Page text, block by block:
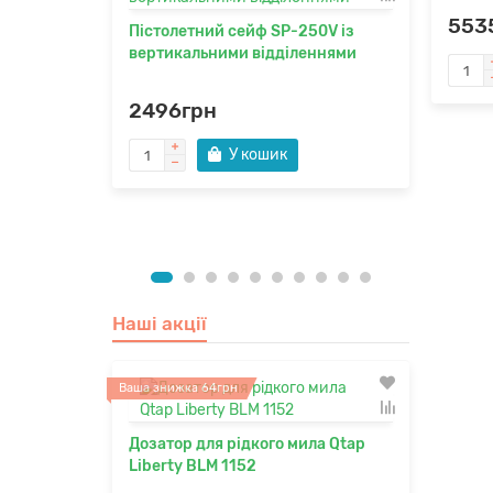
Пістолетний сейф SP-250V із
вертикальними відділеннями
2496грн
У кошик
Наші акції
Ваша знижка 64грн
Дозатор для рідкого мила Qtap
Liberty BLM 1152